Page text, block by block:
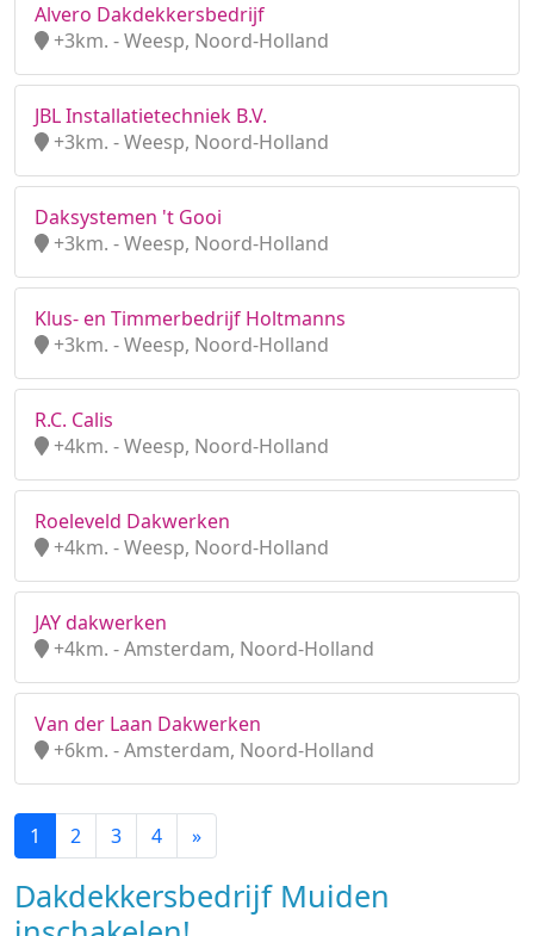
Alvero Dakdekkersbedrijf
+3km. - Weesp, Noord-Holland
JBL Installatietechniek B.V.
+3km. - Weesp, Noord-Holland
Daksystemen 't Gooi
+3km. - Weesp, Noord-Holland
Klus- en Timmerbedrijf Holtmanns
+3km. - Weesp, Noord-Holland
R.C. Calis
+4km. - Weesp, Noord-Holland
Roeleveld Dakwerken
+4km. - Weesp, Noord-Holland
JAY dakwerken
+4km. - Amsterdam, Noord-Holland
Van der Laan Dakwerken
+6km. - Amsterdam, Noord-Holland
1 2 3 4 »
Dakdekkersbedrijf Muiden